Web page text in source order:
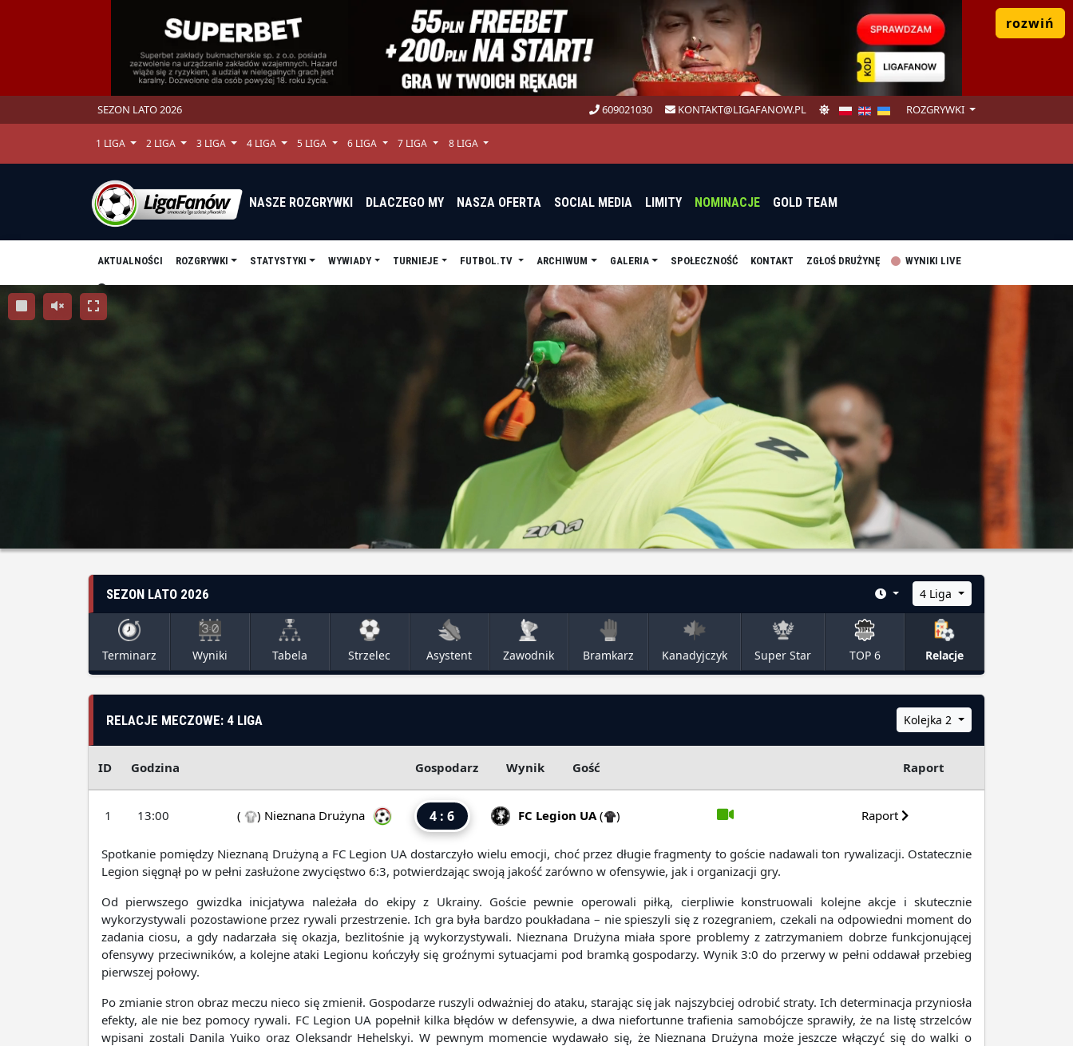
rozwiń
SEZON LATO 2026 609021030 KONTAKT@LIGAFANOW.PL ROZGRYWKI
1 LIGA 2 LIGA 3 LIGA 4 LIGA 5 LIGA 6 LIGA 7 LIGA 8 LIGA
NASZE ROZGRYWKI DLACZEGO MY NASZA OFERTA SOCIAL MEDIA LIMITY NOMINACJE GOLD TEAM
AKTUALNOŚCI ROZGRYWKI STATYSTYKI WYWIADY TURNIEJE FUTBOL.TV ARCHIWUM GALERIA SPOŁECZNOŚĆ KONTAKT ZGŁOŚ DRUŻYNĘ WYNIKI LIVE
SEZON LATO 2026 4 Liga
Terminarz Wyniki Tabela Strzelec Asystent Zawodnik Bramkarz Kanadyjczyk Super Star TOP 6 Relacje
RELACJE MECZOWE: 4 LIGA Kolejka 2
ID Godzina Gospodarz Wynik Gość Raport
1 13:00 ( ) Nieznana Drużyna 4 : 6 FC Legion UA ( ) Raport
Spotkanie pomiędzy Nieznaną Drużyną a FC Legion UA dostarczyło wielu emocji, choć przez długie fragmenty to goście nadawali ton rywalizacji. Ostatecznie
Legion sięgnął po w pełni zasłużone zwycięstwo 6:3, potwierdzając swoją jakość zarówno w ofensywie, jak i organizacji gry.
Od pierwszego gwizdka inicjatywa należała do ekipy z Ukrainy. Goście pewnie operowali piłką, cierpliwie konstruowali kolejne akcje i skutecznie
wykorzystywali pozostawione przez rywali przestrzenie. Ich gra była bardzo poukładana – nie spieszyli się z rozegraniem, czekali na odpowiedni moment do
zadania ciosu, a gdy nadarzała się okazja, bezlitośnie ją wykorzystywali. Nieznana Drużyna miała spore problemy z zatrzymaniem dobrze funkcjonującej
ofensywy przeciwników, a kolejne ataki Legionu kończyły się groźnymi sytuacjami pod bramką gospodarzy. Wynik 3:0 do przerwy w pełni oddawał przebieg
pierwszej połowy.
Po zmianie stron obraz meczu nieco się zmienił. Gospodarze ruszyli odważniej do ataku, starając się jak najszybciej odrobić straty. Ich determinacja przyniosła
efekty, ale nie bez pomocy rywali. FC Legion UA popełnił kilka błędów w defensywie, a dwa niefortunne trafienia samobójcze sprawiły, że na listę strzelców
wpisani zostali Danila Yuiko oraz Oleksandr Hehelskyi. W pewnym momencie wydawało się, że Nieznana Drużyna może jeszcze włączyć się do walki o